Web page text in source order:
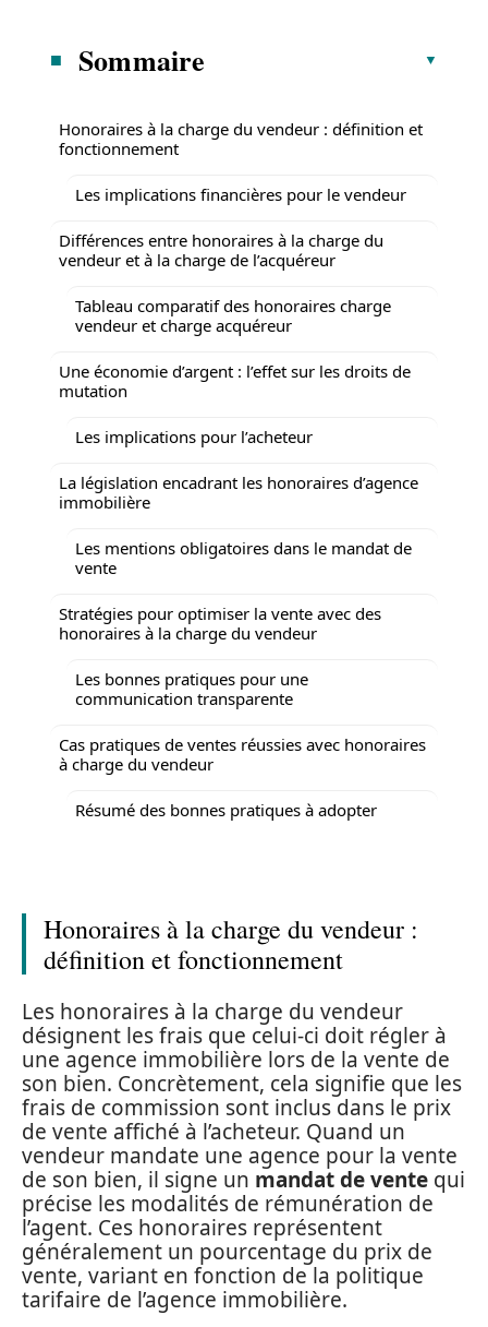
Sommaire
Honoraires à la charge du vendeur : définition et
fonctionnement
Les implications financières pour le vendeur
Différences entre honoraires à la charge du
vendeur et à la charge de l’acquéreur
Tableau comparatif des honoraires charge
vendeur et charge acquéreur
Une économie d’argent : l’effet sur les droits de
mutation
Les implications pour l’acheteur
La législation encadrant les honoraires d’agence
immobilière
Les mentions obligatoires dans le mandat de
vente
Stratégies pour optimiser la vente avec des
honoraires à la charge du vendeur
Les bonnes pratiques pour une
communication transparente
Cas pratiques de ventes réussies avec honoraires
à charge du vendeur
Résumé des bonnes pratiques à adopter
Honoraires à la charge du vendeur :
définition et fonctionnement
Les honoraires à la charge du vendeur
désignent les frais que celui-ci doit régler à
une agence immobilière lors de la vente de
son bien. Concrètement, cela signifie que les
frais de commission sont inclus dans le prix
de vente affiché à l’acheteur. Quand un
vendeur mandate une agence pour la vente
de son bien, il signe un mandat de vente qui
précise les modalités de rémunération de
l’agent. Ces honoraires représentent
généralement un pourcentage du prix de
vente, variant en fonction de la politique
tarifaire de l’agence immobilière.